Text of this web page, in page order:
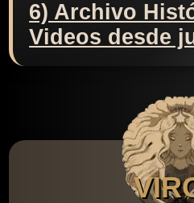
6) Archivo
Videos desde